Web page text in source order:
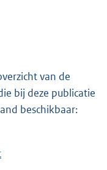
van de
bij deze publicatie
beschikbaar: